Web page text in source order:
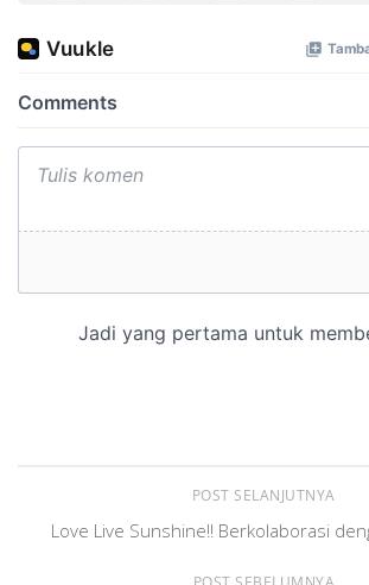
POST SELANJUTNYA
Love Live Sunshine!! Berkolaborasi